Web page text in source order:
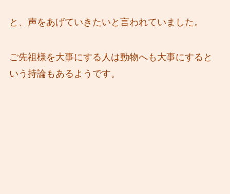
と、声をあげていきたいと言われていました。
ご先祖様を大事にする人は動物へも大事にすると
いう持論もあるようです。